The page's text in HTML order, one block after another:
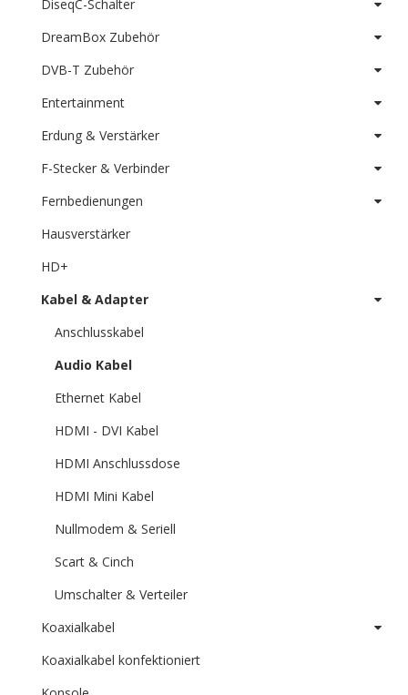
DiseqC-Schalter
DreamBox Zubehör
DVB-T Zubehör
Entertainment
Erdung & Verstärker
F-Stecker & Verbinder
Fernbedienungen
Hausverstärker
HD+
Kabel & Adapter
Anschlusskabel
Audio Kabel
Ethernet Kabel
HDMI - DVI Kabel
HDMI Anschlussdose
HDMI Mini Kabel
Nullmodem & Seriell
Scart & Cinch
Umschalter & Verteiler
Koaxialkabel
Koaxialkabel konfektioniert